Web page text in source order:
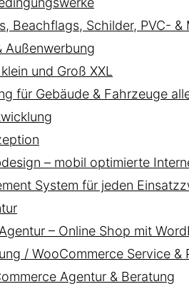
Beachflags, Schilder, PVC- &
Außenwerbung
und Groß XXL
für Gebäude & Fahrzeuge
– mobil optimierte
System für jeden
– Online Shop mit
/ WooCommerce Service &
Agentur & Beratung